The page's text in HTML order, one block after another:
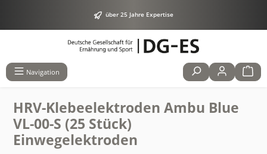
über 25 Jahre Expertise
Navigation
HRV-Klebeelektroden Ambu Blue
VL-00-S (25 Stück)
Einwegelektroden